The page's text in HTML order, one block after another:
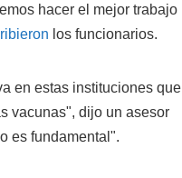
hacer el mejor trabajo
los funcionarios.
en estas instituciones que
vacunas", dijo un asesor
es fundamental".